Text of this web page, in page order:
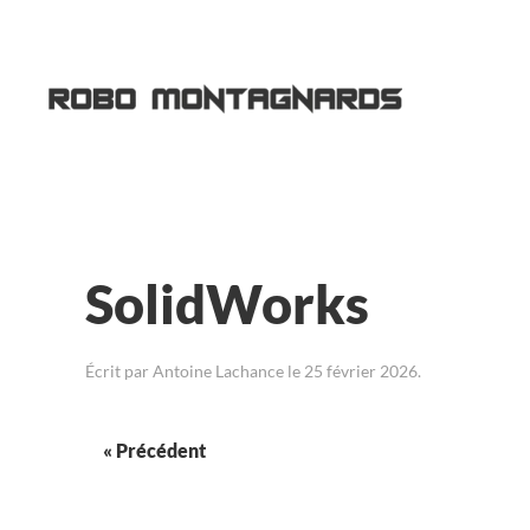
SolidWorks
Écrit par Antoine Lachance le 25 février 2026.
« Précédent